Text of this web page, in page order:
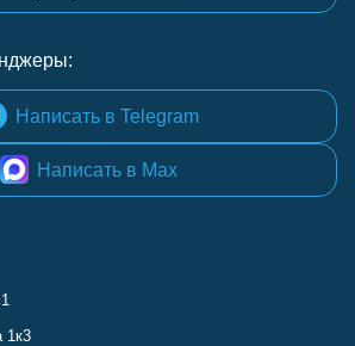
Написать в Telegram
Написать в Max
1к3